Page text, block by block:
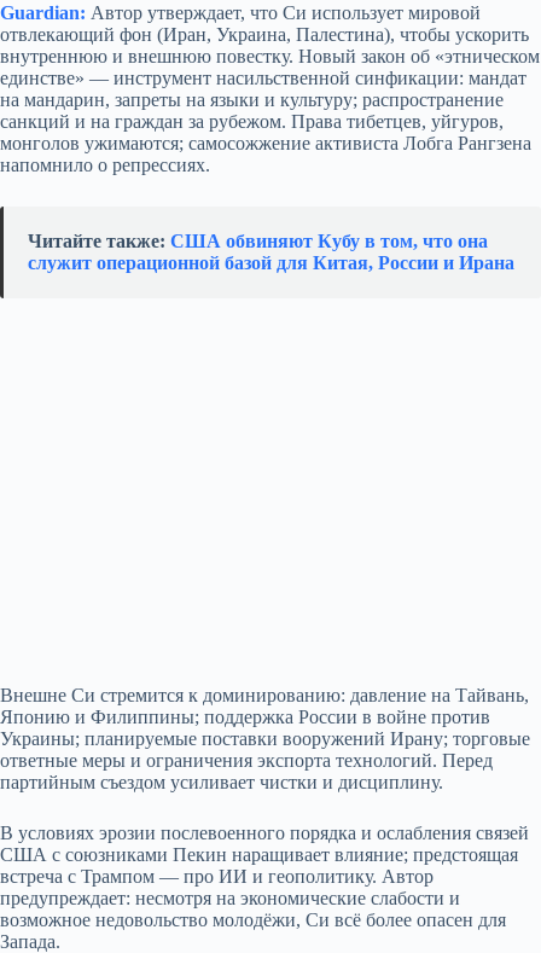
Guardian: Автор утверждает, что Си использует мировой
отвлекающий фон (Иран, Украина, Палестина), чтобы ускорить
внутреннюю и внешнюю повестку. Новый закон об «этническом
единстве» — инструмент насильственной синфикации: мандат
на мандарин, запреты на языки и культуру; распространение
санкций и на граждан за рубежом. Права тибетцев, уйгуров,
монголов ужимаются; самосожжение активиста Лобга Рангзена
напомнило о репрессиях.
Читайте также: США обвиняют Кубу в том, что она
служит операционной базой для Китая, России и Ирана
Внешне Си стремится к доминированию: давление на Тайвань,
Японию и Филиппины; поддержка России в войне против
Украины; планируемые поставки вооружений Ирану; торговые
ответные меры и ограничения экспорта технологий. Перед
партийным съездом усиливает чистки и дисциплину.
В условиях эрозии послевоенного порядка и ослабления связей
США с союзниками Пекин наращивает влияние; предстоящая
встреча с Трампом — про ИИ и геополитику. Автор
предупреждает: несмотря на экономические слабости и
возможное недовольство молодёжи, Си всё более опасен для
Запада.